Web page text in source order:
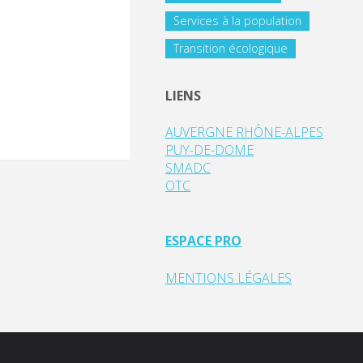
Services à la population
Transition écologique
LIENS
AUVERGNE RHÔNE-ALPES
PUY-DE-DOME
SMADC
OTC
ESPACE PRO
MENTIONS LÉGALES